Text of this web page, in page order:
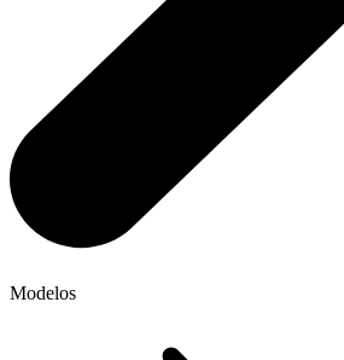
Modelos